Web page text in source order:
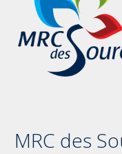
MRC des